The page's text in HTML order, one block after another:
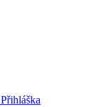
Přihláška